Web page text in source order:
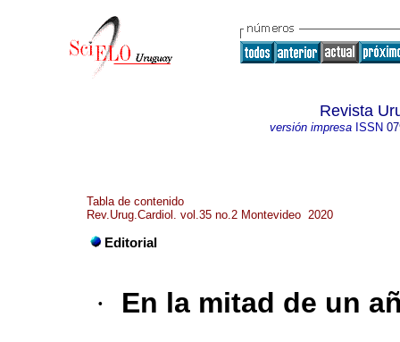
Revista
versión impresaISSN
Tabla de contenido
Rev.Urug.Cardiol. vol.35 no.2 Montevideo 2020
Editorial
· En la mitad de un